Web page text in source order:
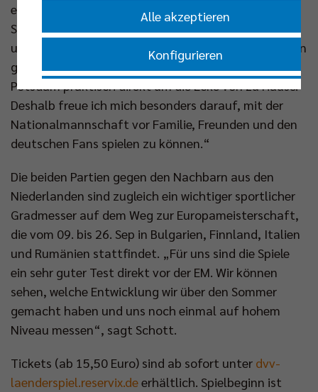
einfach am meisten Spaß – gerade auch für viele
Spieler, die während der Klub-Saison im Ausland
unterwegs sind.“ Zudem sind die Länderspiele für den
gebürtigen Berliner quasi ein Heimspiel: „Für mich ist
Potsdam praktisch direkt um die Ecke von zu Hause.
Deshalb freue ich mich besonders darauf, mit der
Nationalmannschaft vor Familie, Freunden und den
deutschen Fans spielen zu können.“
Die beiden Partien gegen den Nachbarn aus den
Niederlanden sind zugleich ein wichtiger sportlicher
Gradmesser auf dem Weg zur Europameisterschaft,
die vom 09. bis 26. Sep in Bulgarien, Finnland, Italien
und Rumänien stattfindet. „Für uns sind die Spiele
ein sehr guter Test direkt vor der EM. Wir können
sehen, welche Entwicklung wir über den Sommer
gemacht haben und uns noch einmal auf hohem
Niveau messen“, sagt Schott.
Tickets (ab 15,50 Euro) sind ab sofort unter dvv-
laenderspiel.reservix.deerhältlich. Spielbeginn ist
Alle akzeptieren
Konfigurieren
Nur essenzielle Cookies akzeptieren
Impressum Datenschutzerklärung